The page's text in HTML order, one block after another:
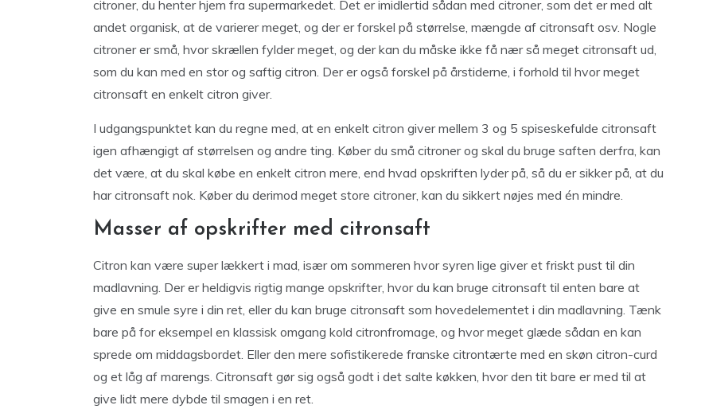
citroner, du henter hjem fra supermarkedet. Det er imidlertid sådan med citroner, som det er med alt
andet organisk, at de varierer meget, og der er forskel på størrelse, mængde af citronsaft osv. Nogle
citroner er små, hvor skrællen fylder meget, og der kan du måske ikke få nær så meget citronsaft ud,
som du kan med en stor og saftig citron. Der er også forskel på årstiderne, i forhold til hvor meget
citronsaft en enkelt citron giver.
I udgangspunktet kan du regne med, at en enkelt citron giver mellem 3 og 5 spiseskefulde citronsaft
igen afhængigt af størrelsen og andre ting. Køber du små citroner og skal du bruge saften derfra, kan
det være, at du skal købe en enkelt citron mere, end hvad opskriften lyder på, så du er sikker på, at du
har citronsaft nok. Køber du derimod meget store citroner, kan du sikkert nøjes med én mindre.
Masser af opskrifter med citronsaft
Citron kan være super lækkert i mad, især om sommeren hvor syren lige giver et friskt pust til din
madlavning. Der er heldigvis rigtig mange opskrifter, hvor du kan bruge citronsaft til enten bare at
give en smule syre i din ret, eller du kan bruge citronsaft som hovedelementet i din madlavning. Tænk
bare på for eksempel en klassisk omgang kold citronfromage, og hvor meget glæde sådan en kan
sprede om middagsbordet. Eller den mere sofistikerede franske citrontærte med en skøn citron-curd
og et låg af marengs. Citronsaft gør sig også godt i det salte køkken, hvor den tit bare er med til at
give lidt mere dybde til smagen i en ret.